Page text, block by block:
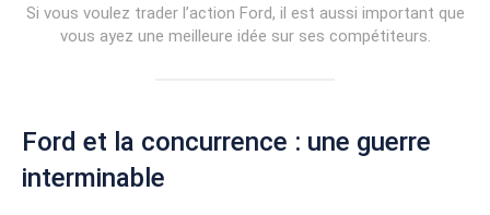
Si vous voulez trader l’action Ford, il est aussi important que
vous ayez une meilleure idée sur ses compétiteurs.
Ford et la concurrence : une guerre
interminable